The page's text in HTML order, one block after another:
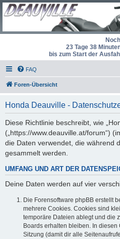
Noch
23 Tage 38
bis zum Start der
FAQ
Foren-Übersicht
Honda Deauville -
Diese Richtlinie beschreibt, wie
(„https://www.deauville.at/forum“)
die Daten verwendet, die während
gesammelt werden.
UMFANG UND ART DER
Deine Daten werden auf vier
Die Forensoftware phpBB erstellt
mehrere Cookies. Cookies sind
temporäre Dateien ablegt und die
Boards erhalten bleiben. In
Sitzung (damit dir alle